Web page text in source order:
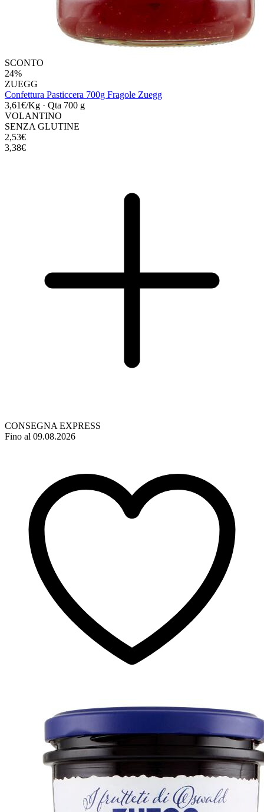
SCONTO
24%
ZUEGG
Confettura Pasticcera 700g Fragole Zuegg
3,61€/Kg · Qta 700 g
VOLANTINO
SENZA GLUTINE
2,53€
3,38€
CONSEGNA EXPRESS
Fino al 09.08.2026